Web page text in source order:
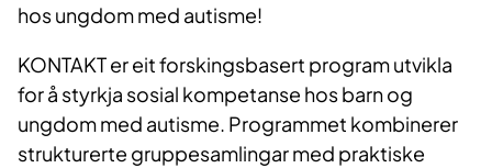
hos ungdom med autisme!
KONTAKT er eit forskingsbasert program utvikla
for å styrkja sosial kompetanse hos barn og
ungdom med autisme. Programmet kombinerer
strukturerte gruppesamlingar med praktiske